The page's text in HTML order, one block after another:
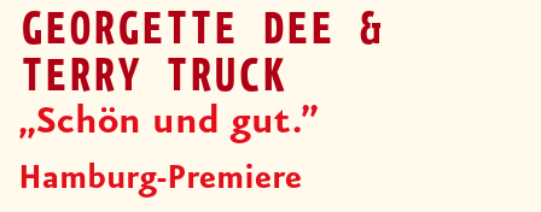
GEORGETTE DEE &
TERRY TRUCK
„Schön und gut.”
Hamburg-Premiere